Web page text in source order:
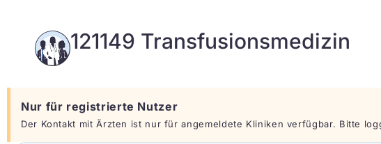
121149 Transfusionsmedizin
Nur für registrierte Nutzer
Der Kontakt mit Ärzten ist nur für angemeldete Kliniken verfügbar. Bitte